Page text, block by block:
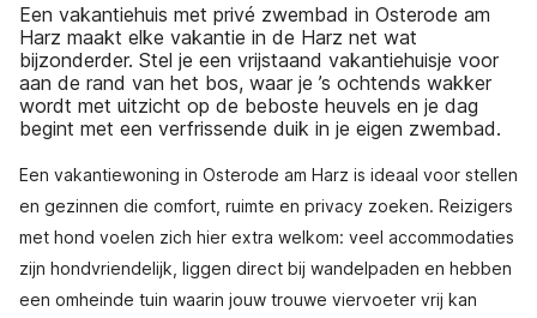
Een vakantiehuis met privé zwembad in Osterode am
Harz maakt elke vakantie in de Harz net wat
bijzonderder. Stel je een vrijstaand vakantiehuisje voor
aan de rand van het bos, waar je ’s ochtends wakker
wordt met uitzicht op de beboste heuvels en je dag
begint met een verfrissende duik in je eigen zwembad.
Een vakantiewoning in Osterode am Harz is ideaal voor stellen
en gezinnen die comfort, ruimte en privacy zoeken. Reizigers
met hond voelen zich hier extra welkom: veel accommodaties
zijn hondvriendelijk, liggen direct bij wandelpaden en hebben
een omheinde tuin waarin jouw trouwe viervoeter vrij kan